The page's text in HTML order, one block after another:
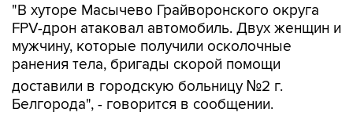
"В хуторе Масычево Грайворонского округа
FPV-дрон атаковал автомобиль. Двух женщин и
мужчину, которые получили осколочные
ранения тела, бригады скорой помощи
доставили в городскую больницу №2 г.
Белгорода", - говорится в сообщении.